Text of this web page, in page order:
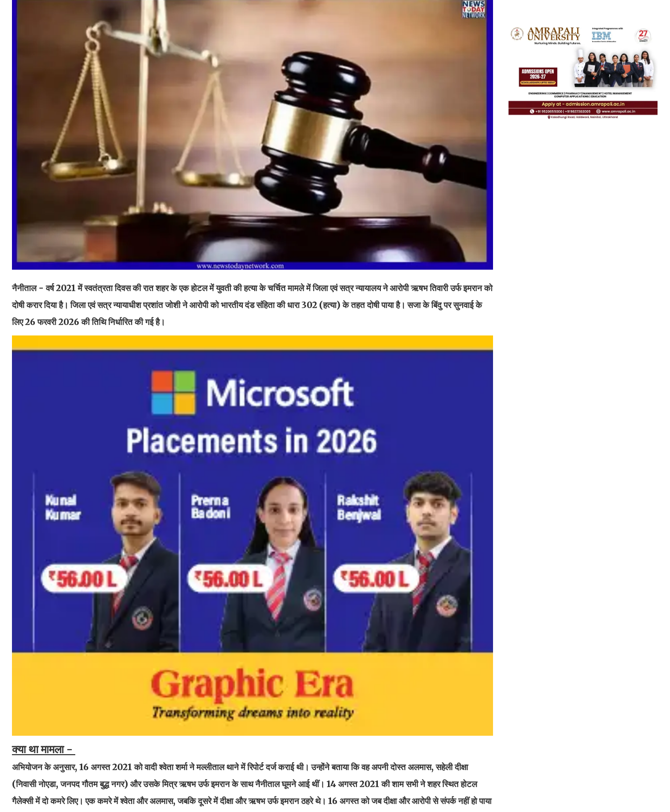
नैनीताल - वर्ष 2021 में स्वतंत्रता दिवस की रात शहर के एक होटल में युवती की हत्या के चर्चित मामले में जिला एवं सत्र न्यायालय ने आरोपी ऋषभ तिवारी उर्फ इमरान को
दोषी करार दिया है। जिला एवं सत्र न्यायाधीश प्रशांत जोशी ने आरोपी को भारतीय दंड संहिता की धारा 302 (हत्या) के तहत दोषी पाया है। सजा के बिंदु पर सुनवाई के
लिए 26 फरवरी 2026 की तिथि निर्धारित की गई है।
क्या था मामला -
अभियोजन के अनुसार, 16 अगस्त 2021 को वादी श्वेता शर्मा ने मल्लीताल थाने में रिपोर्ट दर्ज कराई थी। उन्होंने बताया कि वह अपनी दोस्त अलमास, सहेली दीक्षा
(निवासी नोएडा, जनपद गौतम बुद्ध नगर) और उसके मित्र ऋषभ उर्फ इमरान के साथ नैनीताल घूमने आई थीं। 14 अगस्त 2021 की शाम सभी ने शहर स्थित होटल
गैलेक्सी में दो कमरे लिए। एक कमरे में श्वेता और अलमास, जबकि दूसरे में दीक्षा और ऋषभ उर्फ इमरान ठहरे थे। 16 अगस्त को जब दीक्षा और आरोपी से संपर्क नहीं हो पाया